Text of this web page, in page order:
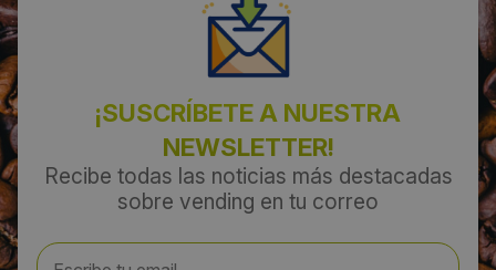
918499159
Email:
¡SUSCRÍBETE A NUESTRA
NEWSLETTER!
Recibe todas las noticias más destacadas
sobre vending en tu correo